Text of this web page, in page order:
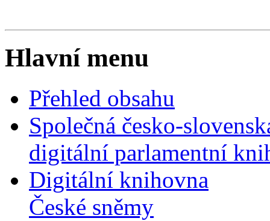
Hlavní menu
Přehled obsahu
Společná česko-
digitální parlamentní
Digitální knihovna
České sněmy